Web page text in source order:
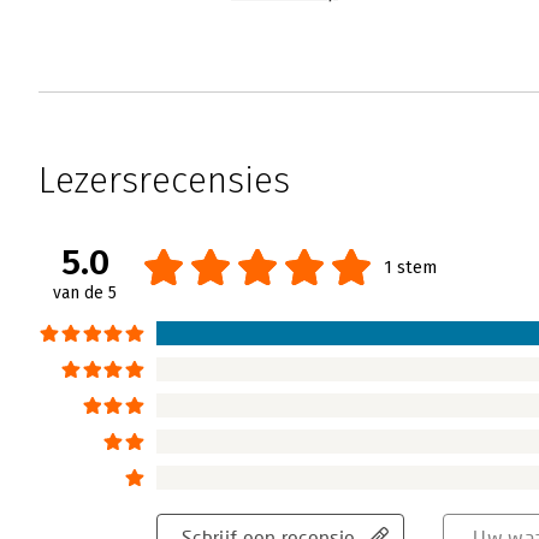
Lezersrecensies
5.0
van de 5
1 stem